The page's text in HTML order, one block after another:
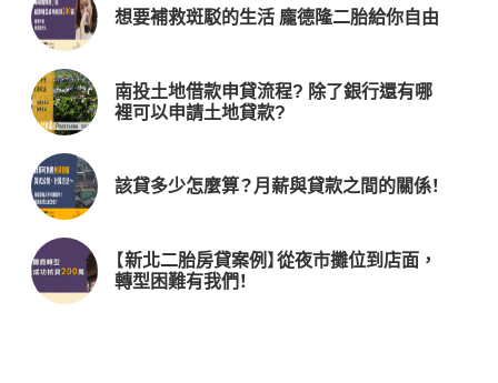
想要補救斑駁的生活 龐德隆二胎給你自由
南投土地借款申貸流程? 除了銀行還有哪
裡可以申請土地貸款?
該貸多少怎麼算？月薪與貸款之間的關係！
【新北二胎房貸案例】從夜市攤位到店面，
轉型困難有我們！